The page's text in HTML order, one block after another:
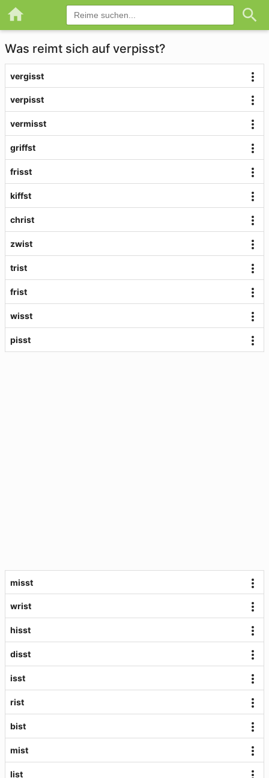
Was reimt sich auf verpisst?
vergisst
verpisst
vermisst
griffst
frisst
kiffst
christ
zwist
trist
frist
wisst
pisst
misst
wrist
hisst
disst
isst
rist
bist
mist
list